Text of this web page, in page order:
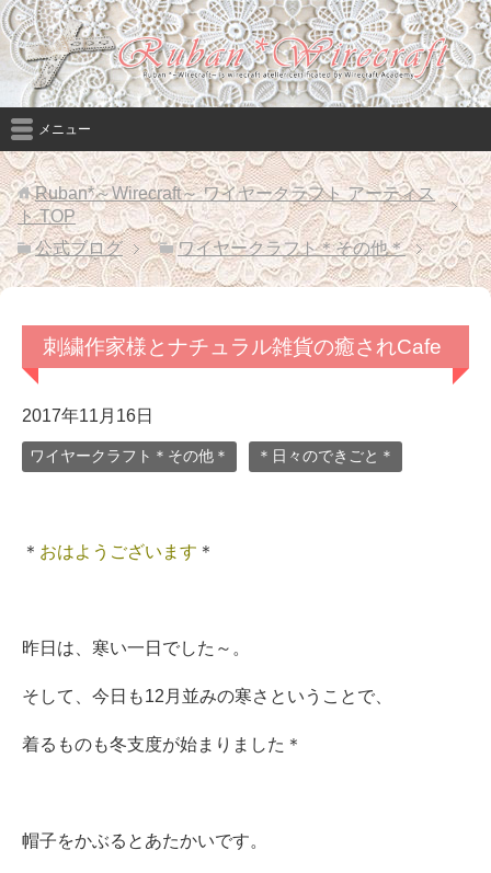
メニュー
Ruban*～Wirecraft～ ワイヤークラフト アーティス
トTOP
公式ブログ
ワイヤークラフト＊その他＊
刺繍作家様とナチュラル雑貨の癒されCafe
2017年11月16日
ワイヤークラフト＊その他＊ ＊日々のできごと＊
＊ おはようございます ＊
昨日は、寒い一日でした～。
そして、今日も12月並みの寒さということで、
着るものも冬支度が始まりました＊
帽子をかぶるとあたかいです。